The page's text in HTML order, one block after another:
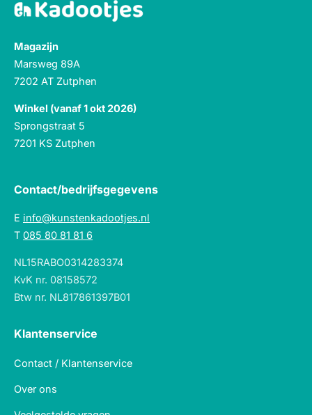
Magazijn
Marsweg 89A
7202 AT Zutphen
Winkel (vanaf 1 okt 2026)
Sprongstraat 5
7201 KS Zutphen
Contact/bedrijfsgegevens
E info@kunstenkadootjes.nl
T 085 80 81 81 6
NL15RABO0314283374
KvK nr. 08158572
Btw nr. NL817861397B01
Klantenservice
Contact / Klantenservice
Over ons